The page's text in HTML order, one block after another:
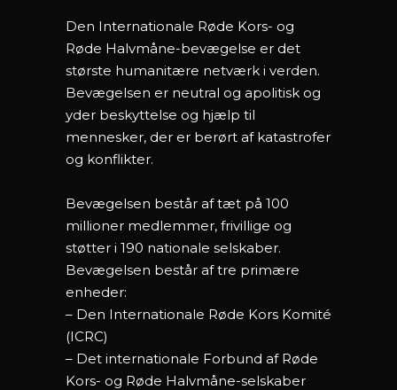
Den Internationale Røde Kors- og
Røde Halvmåne-bevægelse er det
største humanitære netværk i verden.
Bevægelsen er neutral og apolitisk og
yder beskyttelse og hjælp til
mennesker, der er berørt af katastrofer
og konflikter.
Bevægelsen består af tæt på 100
millioner medlemmer, frivillige og
støtter i 190 nationale selskaber.
Bevægelsen består af tre primære
enheder:
– Den Internationale Røde Kors Komité
(ICRC)
– Det internationale Forbund af Røde
Kors- og Røde Halvmåne-selskaber